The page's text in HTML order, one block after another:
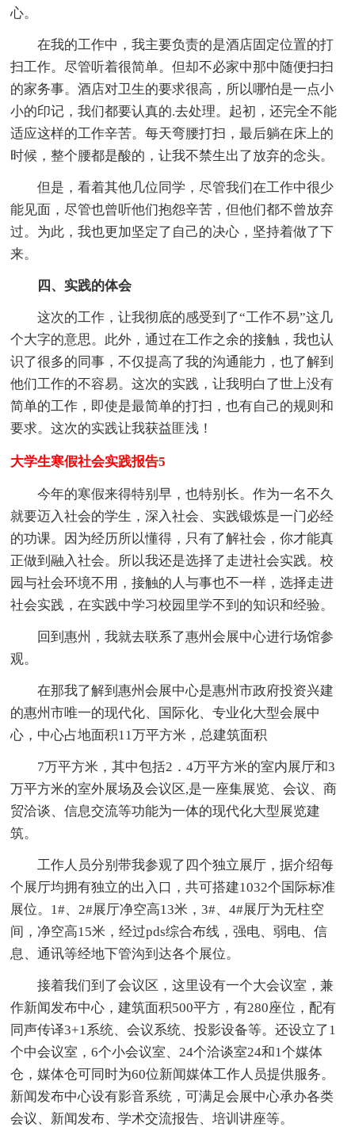
心。
在我的工作中，我主要负责的是酒店固定位置的打
扫工作。尽管听着很简单。但却不必家中那中随便扫扫
的家务事。酒店对卫生的要求很高，所以哪怕是一点小
小的印记，我们都要认真的.去处理。起初，还完全不能
适应这样的工作辛苦。每天弯腰打扫，最后躺在床上的
时候，整个腰都是酸的，让我不禁生出了放弃的念头。
但是，看着其他几位同学，尽管我们在工作中很少
能见面，尽管也曾听他们抱怨辛苦，但他们都不曾放弃
过。为此，我也更加坚定了自己的决心，坚持着做了下
来。
四、实践的体会
这次的工作，让我彻底的感受到了“工作不易”这几
个大字的意思。此外，通过在工作之余的接触，我也认
识了很多的同事，不仅提高了我的沟通能力，也了解到
他们工作的不容易。这次的实践，让我明白了世上没有
简单的工作，即使是最简单的打扫，也有自己的规则和
要求。这次的实践让我获益匪浅！
大学生寒假社会实践报告5
今年的寒假来得特别早，也特别长。作为一名不久
就要迈入社会的学生，深入社会、实践锻炼是一门必经
的功课。因为经历所以懂得，只有了解社会，你才能真
正做到融入社会。所以我还是选择了走进社会实践。校
园与社会环境不用，接触的人与事也不一样，选择走进
社会实践，在实践中学习校园里学不到的知识和经验。
回到惠州，我就去联系了惠州会展中心进行场馆参
观。
在那我了解到惠州会展中心是惠州市政府投资兴建
的惠州市唯一的现代化、国际化、专业化大型会展中
心，中心占地面积11万平方米，总建筑面积
7万平方米，其中包括2．4万平方米的室内展厅和3
万平方米的室外展场及会议区,是一座集展览、会议、商
贸洽谈、信息交流等功能为一体的现代化大型展览建
筑。
工作人员分别带我参观了四个独立展厅，据介绍每
个展厅均拥有独立的出入口，共可搭建1032个国际标准
展位。1#、2#展厅净空高13米，3#、4#展厅为无柱空
间，净空高15米，经过pds综合布线，强电、弱电、信
息、通讯等经地下管沟到达各个展位。
接着我们到了会议区，这里设有一个大会议室，兼
作新闻发布中心，建筑面积500平方，有280座位，配有
同声传译3+1系统、会议系统、投影设备等。还设立了1
个中会议室，6个小会议室、24个洽谈室24和1个媒体
仓，媒体仓可同时为60位新闻媒体工作人员提供服务。
新闻发布中心设有影音系统，可满足会展中心承办各类
会议、新闻发布、学术交流报告、培训讲座等。